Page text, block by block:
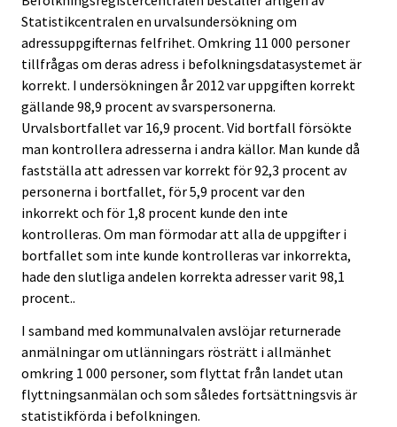
Statistikcentralen en urvalsundersökning om
adressuppgifternas felfrihet. Omkring 11 000 personer
tillfrågas om deras adress i befolkningsdatasystemet är
korrekt. I undersökningen år 2012 var uppgiften korrekt
gällande 98,9 procent av svarspersonerna.
Urvalsbortfallet var 16,9 procent. Vid bortfall försökte
man kontrollera adresserna i andra källor. Man kunde då
fastställa att adressen var korrekt för 92,3 procent av
personerna i bortfallet, för 5,9 procent var den
inkorrekt och för 1,8 procent kunde den inte
kontrolleras. Om man förmodar att alla de uppgifter i
bortfallet som inte kunde kontrolleras var inkorrekta,
hade den slutliga andelen korrekta adresser varit 98,1
procent..
I samband med kommunalvalen avslöjar returnerade
anmälningar om utlänningars rösträtt i allmänhet
omkring 1 000 personer, som flyttat från landet utan
flyttningsanmälan och som således fortsättningsvis är
statistikförda i befolkningen.